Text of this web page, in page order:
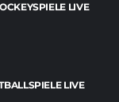
LIVE
LIVE